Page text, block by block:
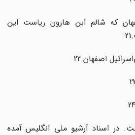
که شالم ابن هارون ریاست این
اصفهان.22
در اسناد آرشیو ملی انگلیس آمده